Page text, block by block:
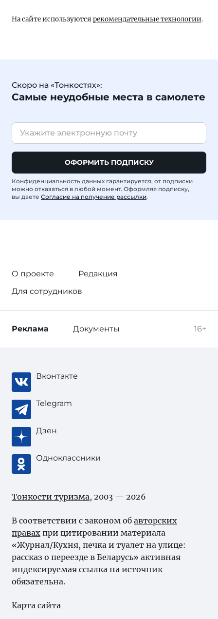
На сайте используются рекомендательные технологии.
Скоро на «Тонкостях»:
Самые неудобные места в самолете
ОФОРМИТЬ ПОДПИСКУ
Конфиденциальность данных гарантируется, от подписки
можно отказаться в любой момент. Оформляя подписку,
вы даете Согласие на получение рассылки.
О проекте
Редакция
Для сотрудников
16+
Реклама Документы
Вконтакте
Telegram
Дзен
Одноклассники
Тонкости туризма, 2003 — 2026
В соответствии с законом об авторских
правах при цитировании материала
«Журнал/Кухня, печка и туалет на улице:
рассказ о переезде в Беларусь» активная
индексируемая ссылка на источник
обязательна.
Карта сайта